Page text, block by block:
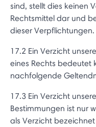
sind, stellt dies keinen
Rechtsmittel dar und
dieser Verpflichtungen.
17.2 Ein Verzicht
eines Rechts bedeutet
nachfolgende
17.3 Ein Verzicht
Bestimmungen ist nur
als Verzicht